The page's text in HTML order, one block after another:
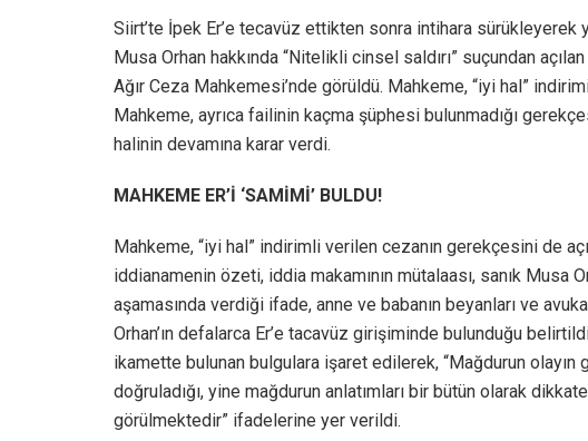
Siirt’te İpek Er’e tecavüz ettikten sonra intihara sürükleyerek
Musa Orhan hakkında “Nitelikli cinsel saldırı” suçundan
Ağır Ceza Mahkemesi’nde görüldü. Mahkeme, “iyi hal”
Mahkeme, ayrıca failinin kaçma şüphesi bulunmadığı
halinin devamına karar verdi.
MAHKEME ER’İ ‘SAMİMİ’ BULDU!
Mahkeme, “iyi hal” indirimli verilen cezanın gerekçesini de
iddianamenin özeti, iddia makamının mütalaası, sanık Musa
aşamasında verdiği ifade, anne ve babanın beyanları ve
Orhan’ın defalarca Er’e tacavüz girişiminde bulunduğu
ikamette bulunan bulgulara işaret edilerek, “Mağdurun
doğruladığı, yine mağdurun anlatımları bir bütün olarak
görülmektedir” ifadelerine yer verildi.